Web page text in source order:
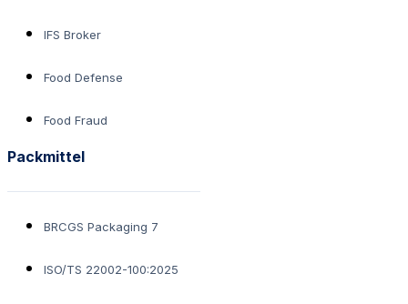
IFS Broker
Food Defense
Food Fraud
Packmittel
BRCGS Packaging 7
ISO/TS 22002-100:2025